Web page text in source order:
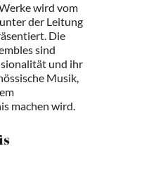
wird vom
der Leitung
Die
sind
und ihr
Musik,
machen wird.